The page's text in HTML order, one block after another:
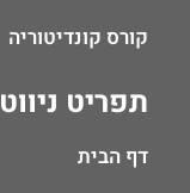
תפריט ניווט
דף הבית
קורס קונדיטוריה